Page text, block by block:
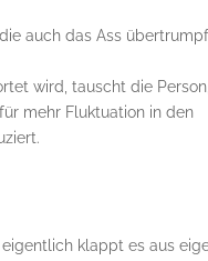
auch das Ass
wird, tauscht die
mehr Fluktuation in den
klappt es aus